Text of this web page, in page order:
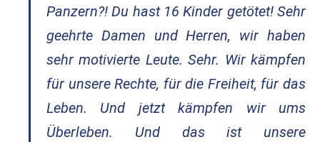
Panzern?! Du hast 16 Kinder getötet! Sehr
geehrte Damen und Herren, wir haben
sehr motivierte Leute. Sehr. Wir kämpfen
für unsere Rechte, für die Freiheit, für das
Leben. Und jetzt kämpfen wir ums
Überleben. Und das ist unsere